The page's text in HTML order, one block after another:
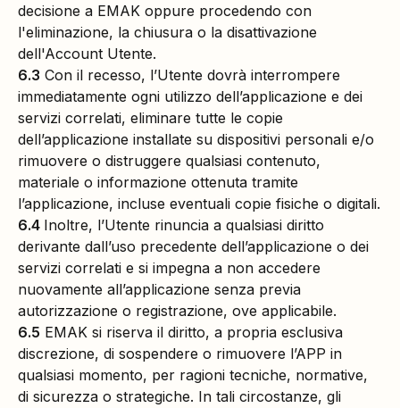
decisione a EMAK oppure procedendo con
l'eliminazione, la chiusura o la disattivazione
dell'Account Utente.
6.3 Con il recesso, l’Utente dovrà interrompere
immediatamente ogni utilizzo dell’applicazione e dei
servizi correlati, eliminare tutte le copie
dell’applicazione installate su dispositivi personali e/o
rimuovere o distruggere qualsiasi contenuto,
materiale o informazione ottenuta tramite
l’applicazione, incluse eventuali copie fisiche o digitali.
6.4 Inoltre, l’Utente rinuncia a qualsiasi diritto
derivante dall’uso precedente dell’applicazione o dei
servizi correlati e si impegna a non accedere
nuovamente all’applicazione senza previa
autorizzazione o registrazione, ove applicabile.
6.5 EMAK si riserva il diritto, a propria esclusiva
discrezione, di sospendere o rimuovere l’APP in
qualsiasi momento, per ragioni tecniche, normative,
di sicurezza o strategiche. In tali circostanze, gli